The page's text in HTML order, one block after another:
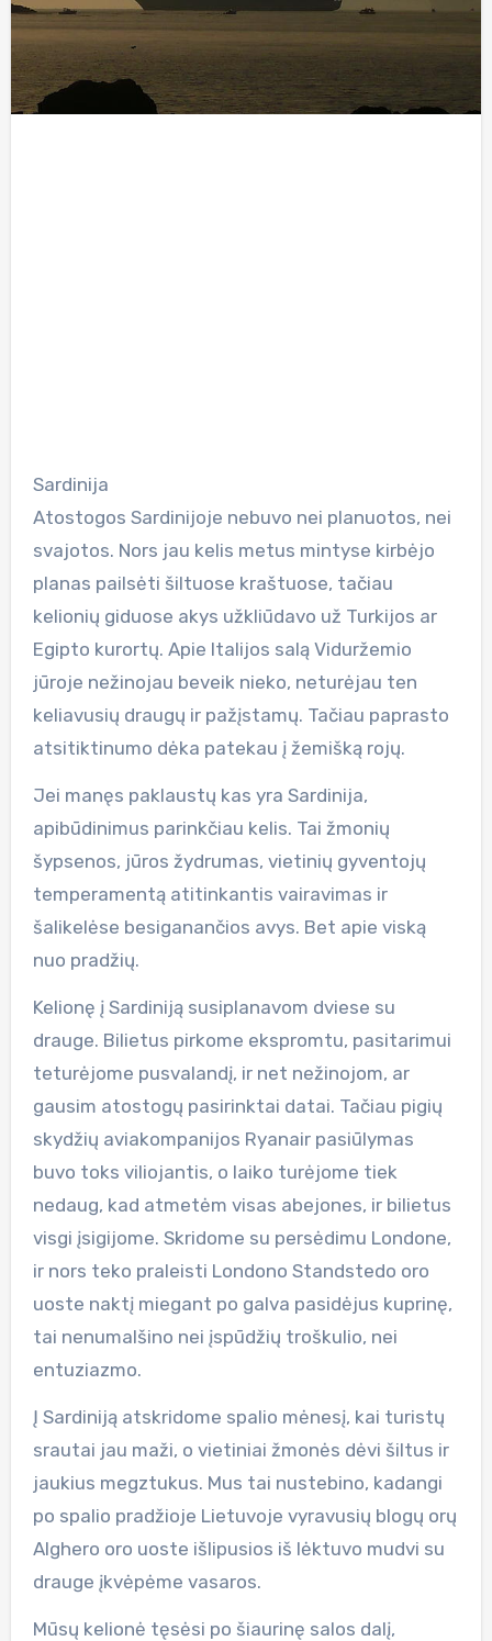
Sardinija
Atostogos Sardinijoje nebuvo nei planuotos, nei
svajotos. Nors jau kelis metus mintyse kirbėjo
planas pailsėti šiltuose kraštuose, tačiau
kelionių giduose akys užkliūdavo už Turkijos ar
Egipto kurortų. Apie Italijos salą Viduržemio
jūroje nežinojau beveik nieko, neturėjau ten
keliavusių draugų ir pažįstamų. Tačiau paprasto
atsitiktinumo dėka patekau į žemišką rojų.
Jei manęs paklaustų kas yra Sardinija,
apibūdinimus parinkčiau kelis. Tai žmonių
šypsenos, jūros žydrumas, vietinių gyventojų
temperamentą atitinkantis vairavimas ir
šalikelėse besiganančios avys. Bet apie viską
nuo pradžių.
Kelionę į Sardiniją susiplanavom dviese su
drauge. Bilietus pirkome ekspromtu, pasitarimui
teturėjome pusvalandį, ir net nežinojom, ar
gausim atostogų pasirinktai datai. Tačiau pigių
skydžių aviakompanijos Ryanair pasiūlymas
buvo toks viliojantis, o laiko turėjome tiek
nedaug, kad atmetėm visas abejones, ir bilietus
visgi įsigijome. Skridome su persėdimu Londone,
ir nors teko praleisti Londono Standstedo oro
uoste naktį miegant po galva pasidėjus kuprinę,
tai nenumalšino nei įspūdžių troškulio, nei
entuziazmo.
Į Sardiniją atskridome spalio mėnesį, kai turistų
srautai jau maži, o vietiniai žmonės dėvi šiltus ir
jaukius megztukus. Mus tai nustebino, kadangi
po spalio pradžioje Lietuvoje vyravusių blogų orų
Alghero oro uoste išlipusios iš lėktuvo mudvi su
drauge įkvėpėme vasaros.
Mūsų kelionė tęsėsi po šiaurinę salos dalį,